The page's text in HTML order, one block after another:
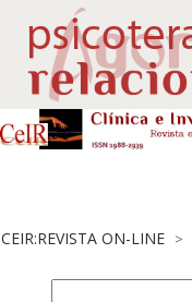
CEIR:REVISTA ON-LINE >